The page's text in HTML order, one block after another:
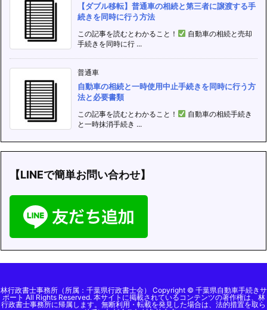
【ダブル移転】普通車の相続と第三者に譲渡する手
続きを同時に行う方法
この記事を読むとわかること！
自動車の相続と売却
手続きを同時に行 ...
普通車
自動車の相続と一時使用中止手続きを同時に行う方
法と必要書類
この記事を読むとわかること！
自動車の相続手続き
と一時抹消手続き ...
【LINEで簡単お問い合わせ】
林行政書士事務所（所属：千葉県行政書士会） Copyright © 千葉県自動車手続きサ
ポート All Rights Reserved. 本サイトに掲載されているコンテンツの著作権は、林
行政書士事務所に帰属します。無断利用・転載を発見した場合は、法的措置を取ら